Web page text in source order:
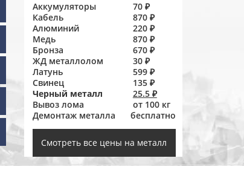
Аккумуляторы
70 ₽
Кабель
870 ₽
Алюминий
220 ₽
Медь
870 ₽
Бронза
670 ₽
ЖД металлолом
30 ₽
Латунь
599 ₽
Свинец
135 ₽
Черный металл
25.5 ₽
Вывоз лома
от 100 кг
Демонтаж металла
бесплатно
Смотреть все цены на металл